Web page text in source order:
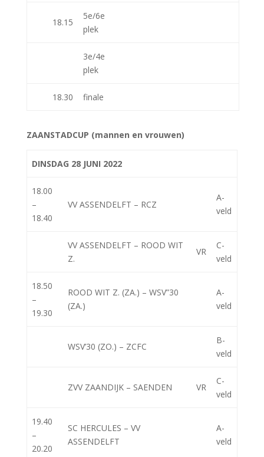
18.15
5e/6e
plek
3e/4e
plek
18.30 finale
ZAANSTADCUP (mannen en vrouwen)
DINSDAG 28 JUNI 2022
18.00
–
18.40
VV ASSENDELFT – RCZ
A-
veld
VV ASSENDELFT – ROOD WIT
Z.
VR
C-
veld
18.50
–
19.30
ROOD WIT Z. (ZA.) – WSV”30
(ZA.)
A-
veld
WSV’30 (ZO.) – ZCFC
B-
veld
ZVV ZAANDIJK – SAENDEN VR
C-
veld
19.40
–
20.20
SC HERCULES – VV
ASSENDELFT
A-
veld